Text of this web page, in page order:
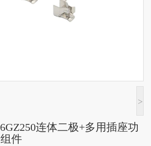
>
连体二极+多用插座功
件